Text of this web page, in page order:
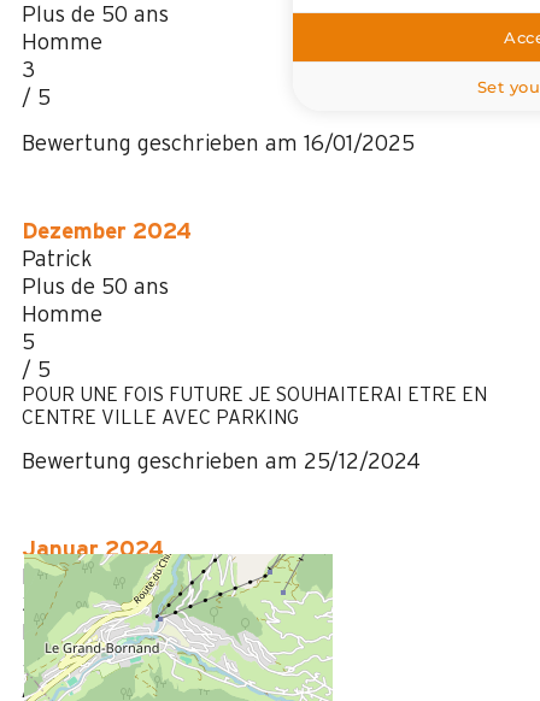
Plus de 50 ans
Homme
3
/ 5
Bewertung geschrieben am 16/01/2025
Dezember 2024
Patrick
Plus de 50 ans
Homme
5
/ 5
POUR UNE FOIS FUTURE JE SOUHAITERAI ETRE EN
CENTRE VILLE AVEC PARKING
Bewertung geschrieben am 25/12/2024
Januar 2024
MAEL
35 à 50 ans
Homme
5
/ 5
Set